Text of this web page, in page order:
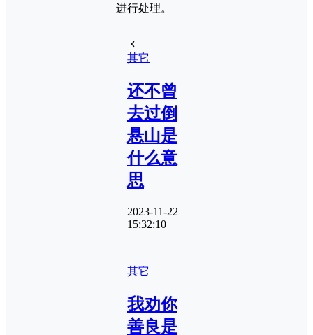
进行处理。
其它
还不曾
去过倒
悬山是
什么意
思
2023-11-22
15:32:10
其它
我劝你
善良是